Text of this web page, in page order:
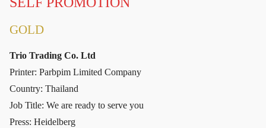
GOLD
Trio Trading Co. Ltd
Printer: Parbpim Limited Company
Country: Thailand
Job Title: We are ready to serve you
Press: Heidelberg